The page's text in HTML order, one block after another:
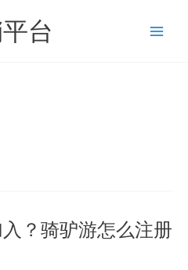
台
？骑驴游怎么注册